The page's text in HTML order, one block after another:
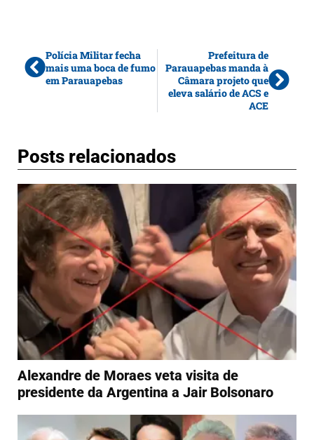
Polícia Militar fecha
mais uma boca de fumo
em Parauapebas
Prefeitura de
Parauapebas manda à
Câmara projeto que
eleva salário de ACS e
ACE
Posts relacionados
Alexandre de Moraes veta visita de
presidente da Argentina a Jair Bolsonaro